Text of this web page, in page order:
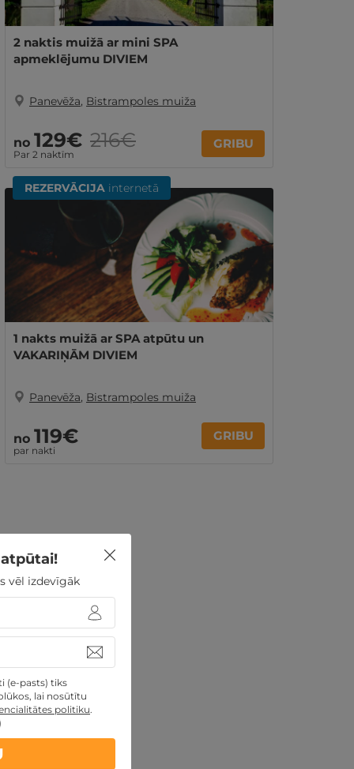
2 naktis muižā ar mini SPA
apmeklējumu DIVIEM
Panevēža, Bistrampoles muiža
no 129€
Par 2 naktīm
216€ GRIBU
REZERVĀCIJA internetā
1 nakts muižā ar SPA atpūtu un
VAKARIŅĀM DIVIEM
Panevēža, Bistrampoles muiža
no 119€
par nakti
GRIBU
vēl izdevīgāk
(e-pasts) tiks
lai nosūtītu
politiku.